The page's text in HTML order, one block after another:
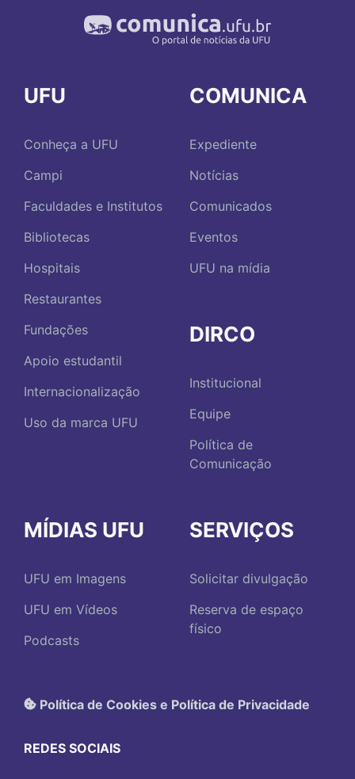
UFU
Conheça a UFU
Campi
Faculdades e Institutos
Bibliotecas
Hospitais
Restaurantes
Fundações
Apoio estudantil
Internacionalização
Uso da marca UFU
COMUNICA
Expediente
Notícias
Comunicados
Eventos
UFU na mídia
DIRCO
Institucional
Equipe
Política de
Comunicação
MÍDIAS UFU
UFU em Imagens
UFU em Vídeos
Podcasts
SERVIÇOS
Solicitar divulgação
Reserva de espaço
físico
Política de Cookies e Política de Privacidade
REDES SOCIAIS